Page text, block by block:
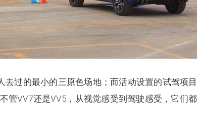
过的最小的三原色场地；而活动设置的试驾项
管VV7还是VV5，从视觉感受到驾驶感受，它